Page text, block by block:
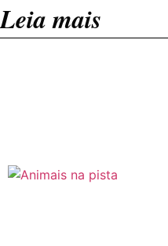
Leia mais